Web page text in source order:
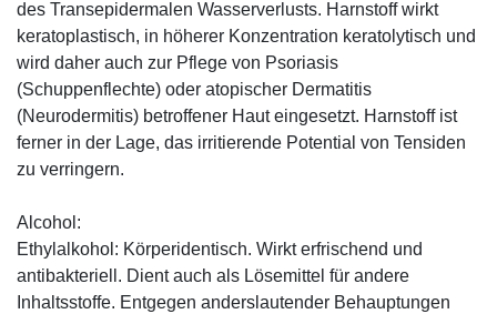
des Transepidermalen Wasserverlusts. Harnstoff wirkt
keratoplastisch, in höherer Konzentration keratolytisch und
wird daher auch zur Pflege von Psoriasis
(Schuppenflechte) oder atopischer Dermatitis
(Neurodermitis) betroffener Haut eingesetzt. Harnstoff ist
ferner in der Lage, das irritierende Potential von Tensiden
zu verringern.
Alcohol:
Ethylalkohol: Körperidentisch. Wirkt erfrischend und
antibakteriell. Dient auch als Lösemittel für andere
Inhaltsstoffe. Entgegen anderslautender Behauptungen